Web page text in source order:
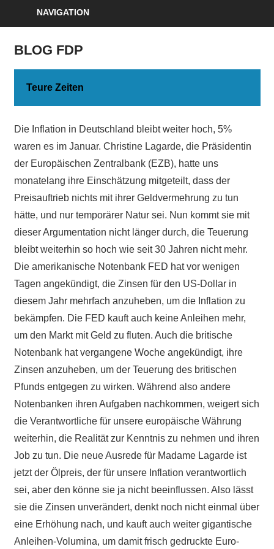
NAVIGATION
BLOG FDP
Teure Zeiten
Die Inflation in Deutschland bleibt weiter hoch, 5%
waren es im Januar. Christine Lagarde, die Präsidentin
der Europäischen Zentralbank (EZB), hatte uns
monatelang ihre Einschätzung mitgeteilt, dass der
Preisauftrieb nichts mit ihrer Geldvermehrung zu tun
hätte, und nur temporärer Natur sei. Nun kommt sie mit
dieser Argumentation nicht länger durch, die Teuerung
bleibt weiterhin so hoch wie seit 30 Jahren nicht mehr.
Die amerikanische Notenbank FED hat vor wenigen
Tagen angekündigt, die Zinsen für den US-Dollar in
diesem Jahr mehrfach anzuheben, um die Inflation zu
bekämpfen. Die FED kauft auch keine Anleihen mehr,
um den Markt mit Geld zu fluten. Auch die britische
Notenbank hat vergangene Woche angekündigt, ihre
Zinsen anzuheben, um der Teuerung des britischen
Pfunds entgegen zu wirken. Während also andere
Notenbanken ihren Aufgaben nachkommen, weigert sich
die Verantwortliche für unsere europäische Währung
weiterhin, die Realität zur Kenntnis zu nehmen und ihren
Job zu tun. Die neue Ausrede für Madame Lagarde ist
jetzt der Ölpreis, der für unsere Inflation verantwortlich
sei, aber den könne sie ja nicht beeinflussen. Also lässt
sie die Zinsen unverändert, denkt noch nicht einmal über
eine Erhöhung nach, und kauft auch weiter gigantische
Anleihen-Volumina, um damit frisch gedruckte Euro-